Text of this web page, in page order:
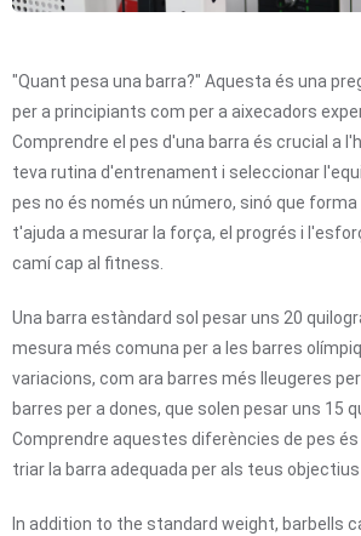
"Quant pesa una barra?" Aquesta és una
per a principiants com per a aixecadors
Comprendre el pes d'una barra és crucial a
teva rutina d'entrenament i seleccionar
pes no és només un número, sinó que
t'ajuda a mesurar la força, el progrés i
camí cap al fitness.
Una barra estàndard sol pesar uns 20
mesura més comuna per a les barres
variacions, com ara barres més lleugeres
barres per a dones, que solen pesar uns 15
Comprendre aquestes diferències de pes
triar la barra adequada per als teus
In addition to the standard weight, barbells